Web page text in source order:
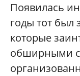
Появилась
годы тот был
которые
обширными